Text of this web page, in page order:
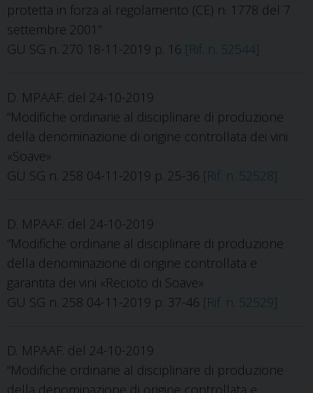
protetta in forza al regolamento (CE) n. 1778 del 7
settembre 2001”
GU SG n. 270 18-11-2019 p. 16 [Rif. n. 52544]
D. MPAAF. del 24-10-2019
“Modifiche ordinarie al disciplinare di produzione
della denominazione di origine controllata dei vini
«Soave»
GU SG n. 258 04-11-2019 p. 25-36 [Rif. n. 52528]
D. MPAAF. del 24-10-2019
“Modifiche ordinarie al disciplinare di produzione
della denominazione di origine controllata e
garantita dei vini «Recioto di Soave»
GU SG n. 258 04-11-2019 p. 37-46 [Rif. n. 52529]
D. MPAAF. del 24-10-2019
“Modifiche ordinarie al disciplinare di produzione